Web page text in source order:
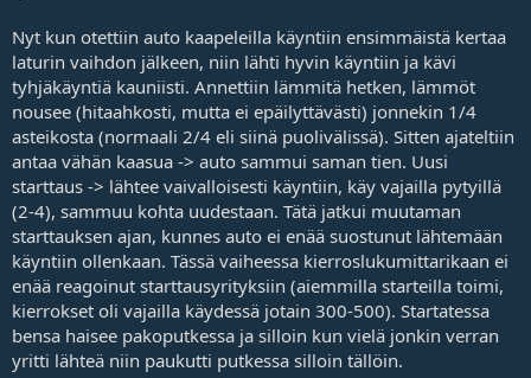
Nyt kun otettiin auto kaapeleilla käyntiin ensimmäistä kertaa
laturin vaihdon jälkeen, niin lähti hyvin käyntiin ja kävi
tyhjäkäyntiä kauniisti. Annettiin lämmitä hetken, lämmöt
nousee (hitaahkosti, mutta ei epäilyttävästi) jonnekin 1/4
asteikosta (normaali 2/4 eli siinä puolivälissä). Sitten ajateltiin
antaa vähän kaasua -> auto sammui saman tien. Uusi
starttaus -> lähtee vaivalloisesti käyntiin, käy vajailla pytyillä
(2-4), sammuu kohta uudestaan. Tätä jatkui muutaman
starttauksen ajan, kunnes auto ei enää suostunut lähtemään
käyntiin ollenkaan. Tässä vaiheessa kierroslukumittarikaan ei
enää reagoinut starttausyrityksiin (aiemmilla starteilla toimi,
kierrokset oli vajailla käydessä jotain 300-500). Startatessa
bensa haisee pakoputkessa ja silloin kun vielä jonkin verran
yritti lähteä niin paukutti putkessa silloin tällöin.